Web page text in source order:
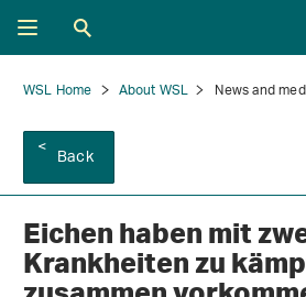
WSL Home About WSL News and
Back
Eichen haben mit
Krankheiten zu